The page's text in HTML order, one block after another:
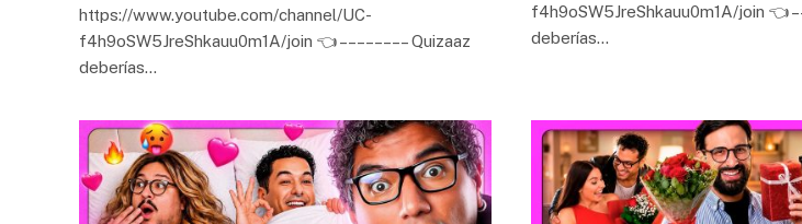
https://www.youtube.com/channel/UC-
f4h9oSW5JreShkauu0m1A/join 👈 – – – – – – – – Quizaaz
deberías…
f4h9oSW5JreShkauu0m1A/join 👈 – –
deberías…